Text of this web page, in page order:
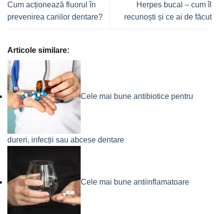
Cum acționează fluorul în
prevenirea cariilor dentare?
Herpes bucal – cum îl
recunoști și ce ai de făcut
Articole similare:
Cele mai bune antibiotice pentru
dureri, infecții sau abcese dentare
Cele mai bune antiinflamatoare